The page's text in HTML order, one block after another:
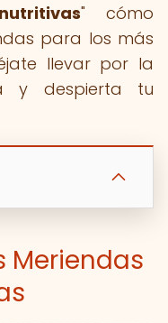
" cómo
para los más
llevar por la
y despierta tu
Meriendas